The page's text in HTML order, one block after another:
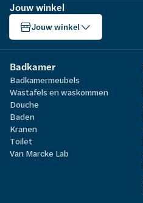
Jouw winkel
Jouw winkel
Badkamer
Badkamermeubels
Wastafels en waskommen
Douche
Baden
Kranen
Toilet
Van Marcke Lab